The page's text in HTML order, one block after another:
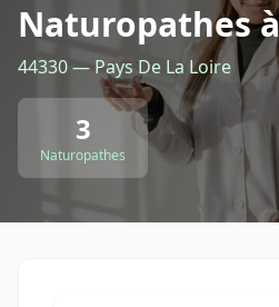
Naturopathes
44330 — Pays De La Loire
3
Naturopathes